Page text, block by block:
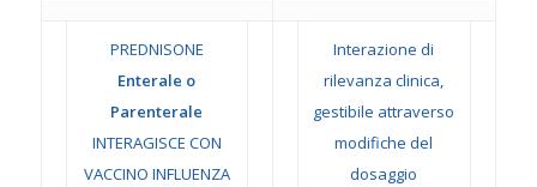
PREDNISONE
Enterale o
Parenterale
INTERAGISCE CON
VACCINO INFLUENZA
Interazione di
rilevanza clinica,
gestibile attraverso
modifiche del
dosaggio